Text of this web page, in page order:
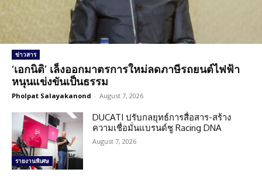
ข่าวสาร
‘เอกนิติ’ เล็งออกมาตรการใหม่ลดภาษีรถยนต์ไฟฟ้า
หนุนแข่งขันเป็นธรรม
Pholpat Salayakanond - August 7, 2026
รายงานพิเศษ
DUCATI ปรับกลยุทธ์การสื่อสาร-สร้าง
ความเชื่อมั่นแบรนด์ชู Racing DNA
August 7, 2026